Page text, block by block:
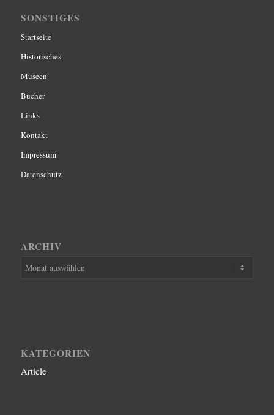
SONSTIGES
Startseite
Historisches
Museen
Bücher
Links
Kontakt
Impressum
Datenschutz
ARCHIV
KATEGORIEN
Article